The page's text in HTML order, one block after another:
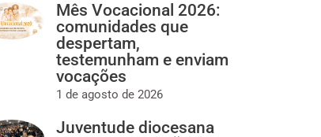
Mês Vocacional 2026:
comunidades que
despertam,
testemunham e enviam
vocações
1 de agosto de 2026
Juventude diocesana